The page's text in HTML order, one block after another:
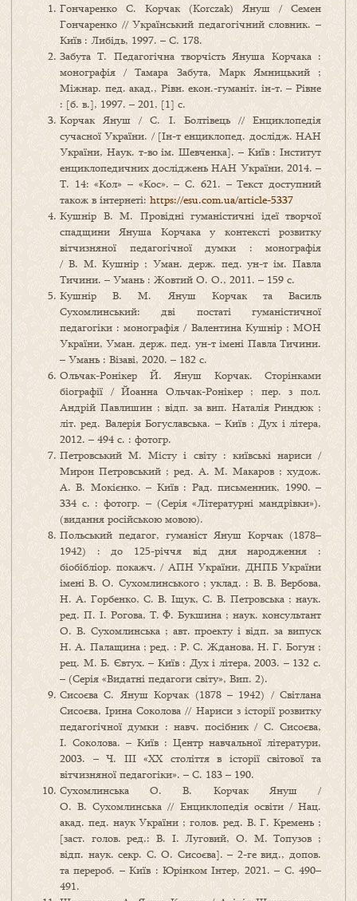
Гончаренко С. Корчак (Korczak) Януш / Семен
Гончаренко // Український педагогічний словник. –
Київ : Либідь, 1997. – С. 178.
Забута Т. Педагогічна творчість Януша Корчака :
монографія / Тамара Забута, Марк Ямницький ;
Міжнар. пед. акад., Рівн. екон.-гуманіт. ін-т. – Рівне
: [б. в.], 1997. – 201, [1] с.
Корчак Януш / С. І. Болтівець // Енциклопедія
сучасної України. / [Ін-т енциклопед. дослідж. НАН
України, Наук. т-во ім. Шевченка]. – Київ : Інститут
енциклопедичних досліджень НАН України, 2014. –
Т. 14: «Кол» – «Кос». – С. 621. – Текст доступний
також в інтернеті: https://esu.com.ua/article-5337
Кушнір В. М. Провідні гуманістичні ідеї творчої
спадщини Януша Корчака у контексті розвитку
вітчизняної педагогічної думки : монографія
/ В. М. Кушнір ; Уман. держ. пед. ун-т ім. Павла
Тичини. – Умань : Жовтий О. О., 2011. – 159 с.
Кушнір В. М. Януш Корчак та Василь
Сухомлинський: дві постаті гуманістичної
педагогіки : монографія / Валентина Кушнір ; МОН
України, Уман. держ. пед. ун-т імені Павла Тичини.
– Умань : Візаві, 2020. – 182 c.
Ольчак-Ронікер Й. Януш Корчак. Сторінками
біографії / Йоанна Ольчак-Ронікер ; пер. з пол.
Андрій Павлишин ; відп. за вип. Наталія Риндюк ;
літ. ред. Валерія Богуславська. – Київ : Дух і літера,
2012. – 494 с. : фотогр.
Петровський М. Місту і світу : київські нариси /
Мирон Петровський ; ред. А. М. Макаров ; худож.
А. В. Мокієнко. – Київ : Рад. письменник, 1990. –
334 с. : фотогр. – (Серія «Літературні мандрівки»).
(видання російською мовою).
Польський педагог, гуманіст Януш Корчак (1878–
1942) : до 125-річчя від дня народження :
біобібліор. покажч. / АПН України, ДНПБ України
імені В. О. Сухомлинського ; уклад. : В. В. Вербова,
Н. А. Горбенко, С. В. Іщук, С. В. Петровська ; наук.
ред. П. І. Рогова, Т. Ф. Букшина ; наук. консультант
О. В. Сухомлинська ; авт. проекту і відп. за випуск
Н. А. Палащина ; ред. : Р. С. Жданова, Н. Г. Богун ;
рец. М. Б. Євтух. – Київ : Дух і літера, 2003. – 132 с.
– (Серія «Видатні педагоги світу», Вип. 2).
Сисоєва С. Януш Корчак (1878 – 1942) / Світлана
Сисоєва, Ірина Соколова // Нариси з історії розвитку
педагогічної думки : навч. посібник / С. Сисоєва,
І. Соколова. – Київ : Центр навчальної літератури,
2003. – Ч. ІІІ «ХХ століття в історії світової та
вітчизняної педагогіки». – С. 183 – 190.
Сухомлинська О. В. Корчак Януш /
О. В. Сухомлинська // Енциклопедія освіти / Нац.
акад. пед. наук України ; голов. ред. В. Г. Кремень ;
[заст. голов. ред.: В. І. Луговий, О. М. Топузов ;
відп. наук. секр. С. О. Сисоєва]. – 2-ге вид., допов.
та перероб. – Київ : Юрінком Інтер, 2021. – С. 490–
491.